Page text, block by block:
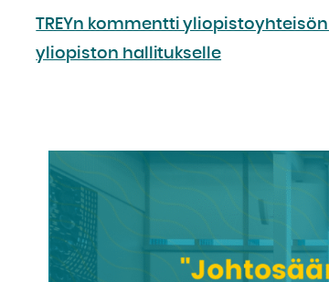
TREYn kommentti
yliopiston hallitukselle